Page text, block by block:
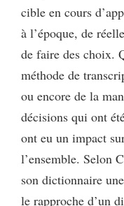
cible en cours
à l’époque, de
de faire des choix.
méthode de
ou encore de la
décisions qui ont
ont eu un impact
l’ensemble. Selon
son dictionnaire
le rapproche d’un